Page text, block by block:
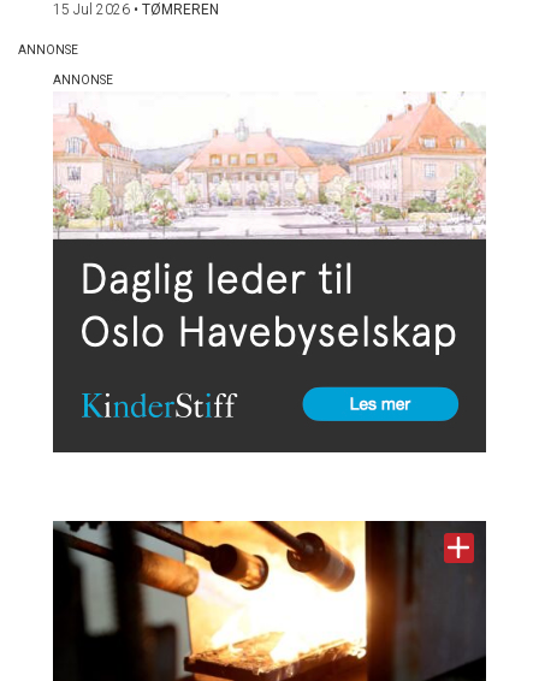
15 Jul 2026 • TØMREREN